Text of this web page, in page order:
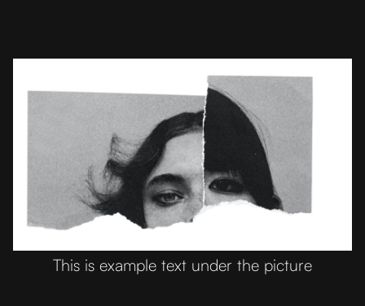
This is example text under the picture